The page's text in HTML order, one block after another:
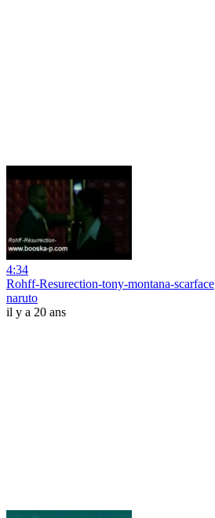
4:34
Rohff-Resurection-tony-montana-scarface
naruto
il y a 20 ans